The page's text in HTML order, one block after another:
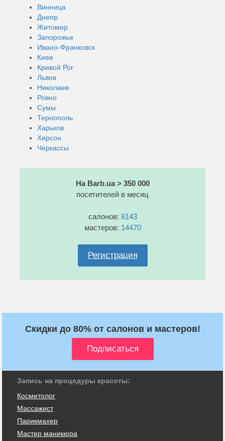
Винница
Днепр
Житомир
Запорожье
Ивано-Франковск
Киев
Кривой Рог
Львов
Николаев
Ровно
Сумы
Тернополь
Харьков
Херсон
Черкассы
На Barb.ua > 350 000
посетителей в месяц
салонов: 8143
мастеров: 14470
Регистрация
Скидки до 80% от салонов и мастеров!
Запись на процедуры красоты:
Косметолог
Массажист
Парикмахер
Мастер маникюра